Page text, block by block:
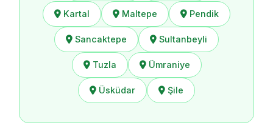
Kartal Maltepe Pendik
Sancaktepe Sultanbeyli
Tuzla Ümraniye
Üsküdar Şile